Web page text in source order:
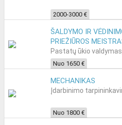
2000-3000 €
ŠALDYMO IR
PRIEŽIŪROS
Pastatų ūkio
Nuo 1650 €
MECHANIKAS
Įdarbinimo
Nuo 1800 €